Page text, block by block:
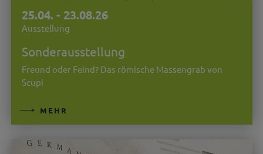
25.04. - 23.08.26
Ausstellung
Sonderausstellung
Freund oder Feind? Das römische Massengrab von
Scupi
MEHR